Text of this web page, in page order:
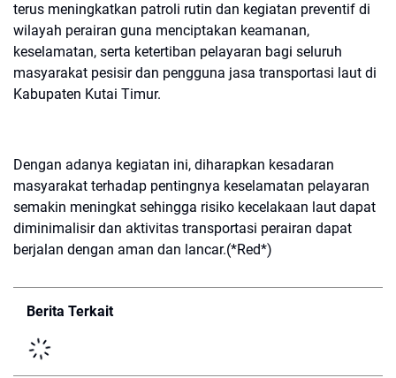
terus meningkatkan patroli rutin dan kegiatan preventif di
wilayah perairan guna menciptakan keamanan,
keselamatan, serta ketertiban pelayaran bagi seluruh
masyarakat pesisir dan pengguna jasa transportasi laut di
Kabupaten Kutai Timur.
Dengan adanya kegiatan ini, diharapkan kesadaran
masyarakat terhadap pentingnya keselamatan pelayaran
semakin meningkat sehingga risiko kecelakaan laut dapat
diminimalisir dan aktivitas transportasi perairan dapat
berjalan dengan aman dan lancar.(*Red*)
Berita Terkait